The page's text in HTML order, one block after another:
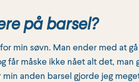
på barsel?
min søvn. Man ender med at
får måske ikke nået alt det,
anden barsel gjorde jeg